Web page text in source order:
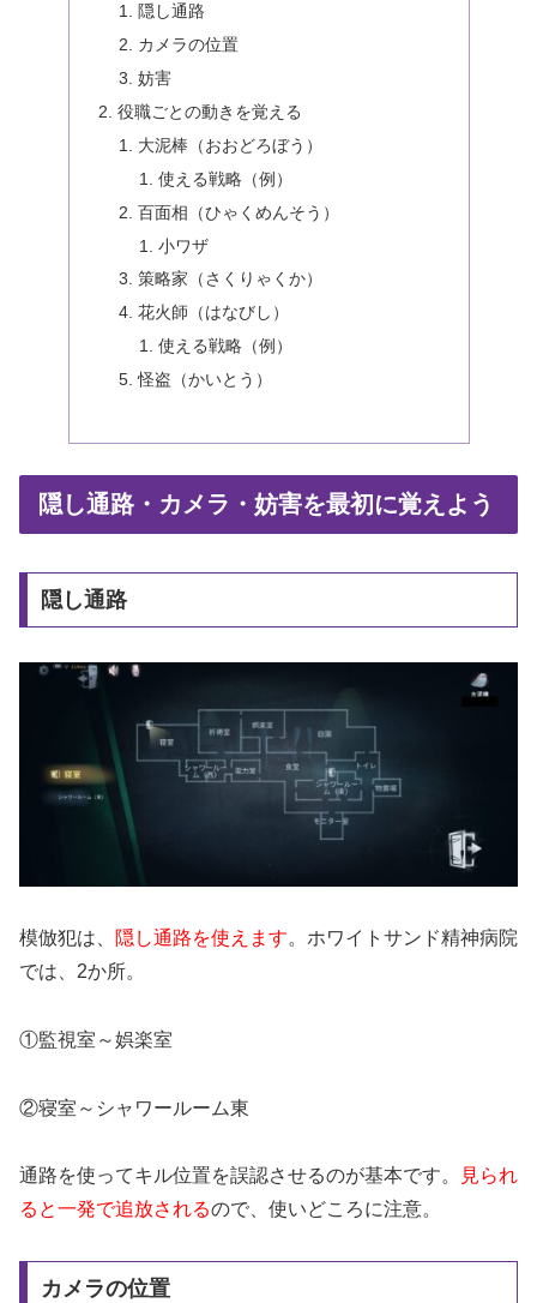
隠し通路
カメラの位置
妨害
役職ごとの動きを覚える
大泥棒（おおどろぼう）
使える戦略（例）
百面相（ひゃくめんそう）
小ワザ
策略家（さくりゃくか）
花火師（はなびし）
使える戦略（例）
怪盗（かいとう）
隠し通路・カメラ・妨害を最初に覚えよう
隠し通路
模倣犯は、 隠し通路を使えます。ホワイトサンド精神病院
では、2か所。
①監視室～娯楽室
②寝室～シャワールーム東
通路を使ってキル位置を誤認させるのが基本です。
見られ
ると一発で追放されるので、使いどころに注意。
カメラの位置